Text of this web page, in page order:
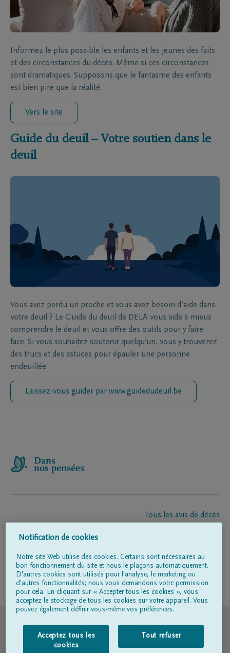
Informez le plus possible les enfants et les jeunes des faits
et des circonstances du décès. Même si ces circonstances
sont dramatiques. Supposons que le fantasme des enfants
est bien pire que la réalité.
Vers le site
Guide du deuil – Votre soutien dans le
deuil
Vous avez perdu un proche et vous avez besoin d’aide dans
votre deuil ? Le Guide du deuil de DELA vous aide à mieux
comprendre le deuil et vous offre des outils pour y faire
face. Si vous souhaitez soutenir quelqu’un, vous y trouverez
des trucs et des astuces pour épauler une personne
endeuillée.
Laissez-vous guider par www.guidedudeuil.be
Tous les avis de décès
Entrepreneur de pompes funèbres
Suivez-nous sur
Conditions d'utilisation
Notification de cookies
Notre site Web utilise des cookies. Certains sont nécessaires au
bon fonctionnement du site et nous le plaçons automatiquement.
D'autres cookies sont utilisés pour l'analyse, le marketing ou
d'autres fonctionnalités; nous vous demandons votre permission
pour cela. En cliquant sur « Accepter tous les cookies », vous
acceptez le stockage de tous les cookies sur votre appareil. Vous
pouvez également définir vous-même vos préférences.
Acceptez tous les
cookies
Tout refuser